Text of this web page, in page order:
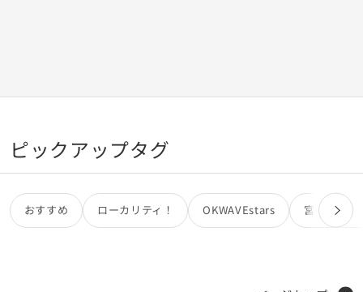
ピックアップタグ
おすすめ ローカリティ！ OKWAVEstars 宮田カオリ